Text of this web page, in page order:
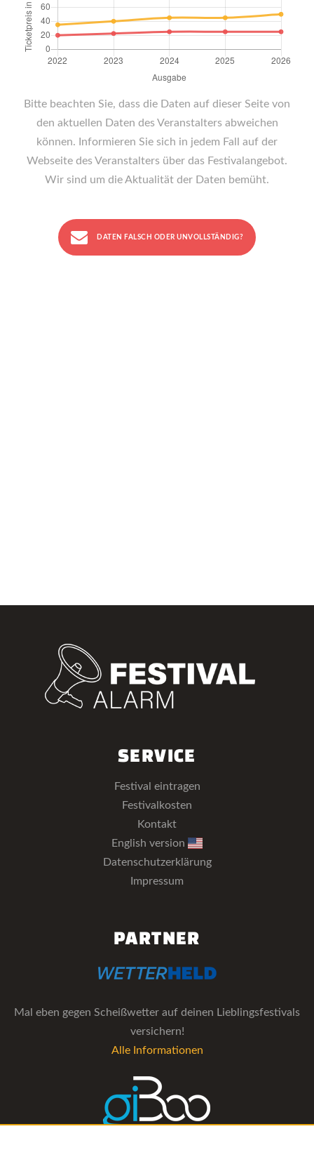
Bitte beachten Sie, dass die Daten auf dieser Seite von
den aktuellen Daten des Veranstalters abweichen
können. Informieren Sie sich in jedem Fall auf der
Webseite des Veranstalters über das Festivalangebot.
Wir sind um die Aktualität der Daten bemüht.
DATEN FALSCH ODER UNVOLLSTÄNDIG?
SERVICE
Festival eintragen
Festivalkosten
Kontakt
English version
Datenschutzerklärung
Impressum
PARTNER
Mal eben gegen Scheißwetter auf deinen Lieblingsfestivals
versichern!
Alle Informationen